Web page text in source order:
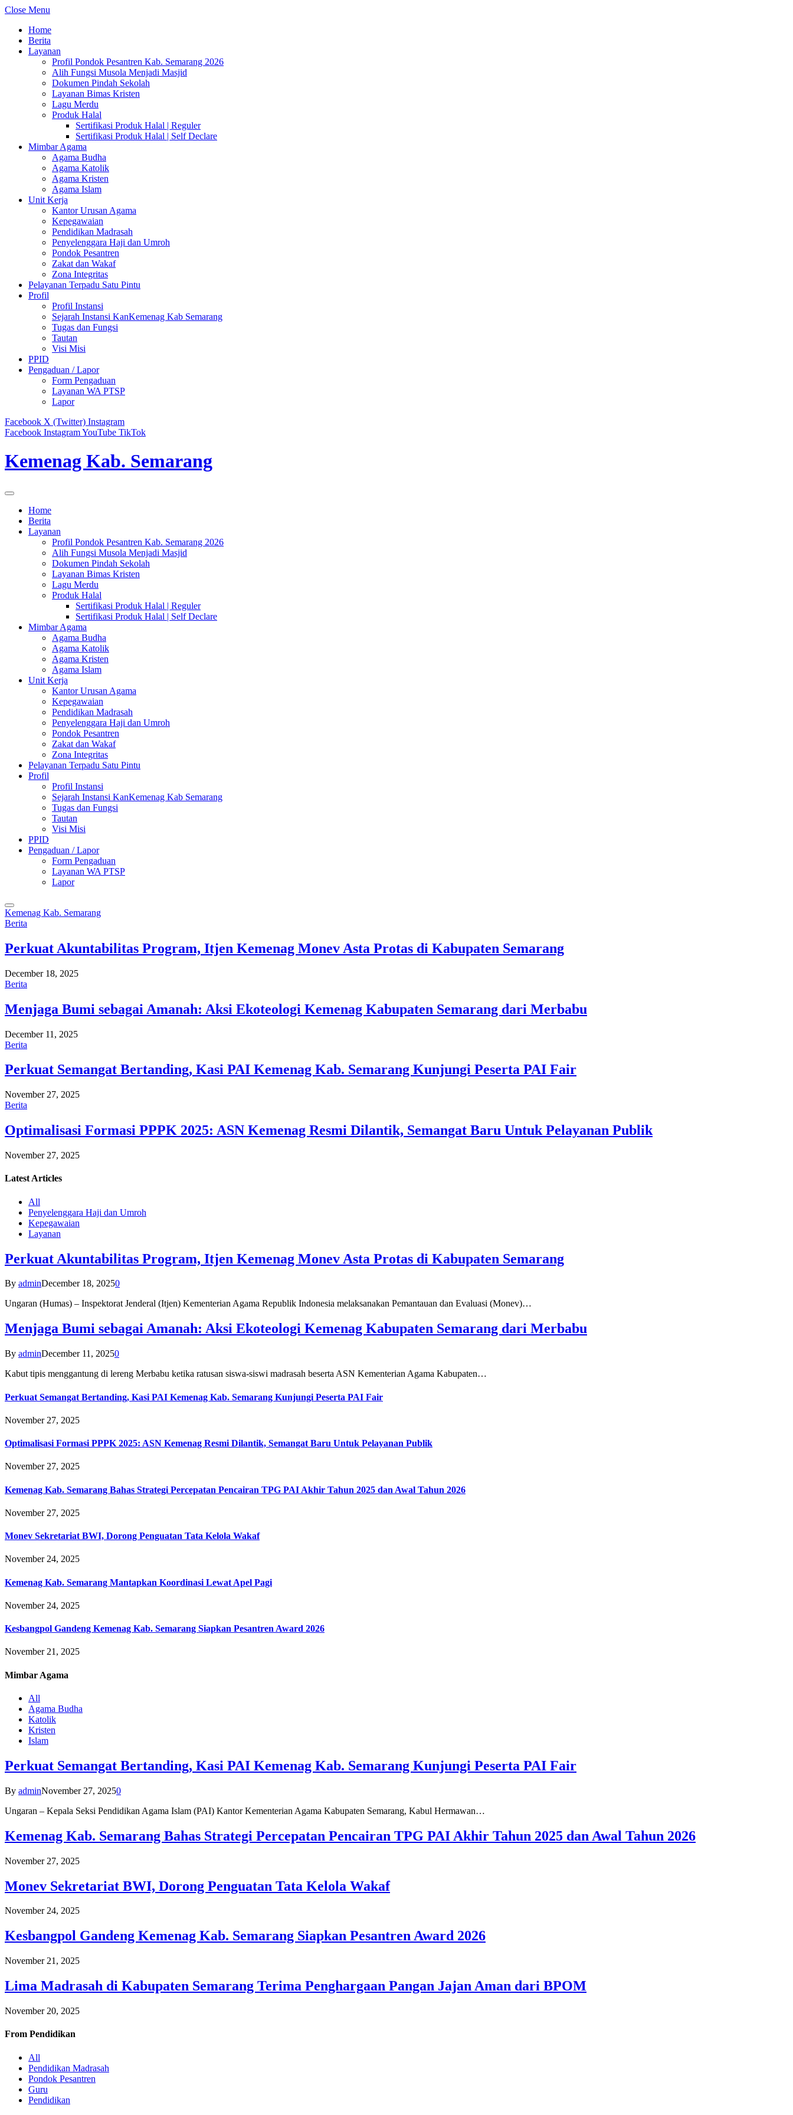
Close Menu
Home
Berita
Layanan
Profil Pondok Pesantren Kab. Semarang 2026
Alih Fungsi Musola Menjadi Masjid
Dokumen Pindah Sekolah
Layanan Bimas Kristen
Lagu Merdu
Produk Halal
Sertifikasi Produk Halal | Reguler
Sertifikasi Produk Halal | Self Declare
Mimbar Agama
Agama Budha
Agama Katolik
Agama Kristen
Agama Islam
Unit Kerja
Kantor Urusan Agama
Kepegawaian
Pendidikan Madrasah
Penyelenggara Haji dan Umroh
Pondok Pesantren
Zakat dan Wakaf
Zona Integritas
Pelayanan Terpadu Satu Pintu
Profil
Profil Instansi
Sejarah Instansi KanKemenag Kab Semarang
Tugas dan Fungsi
Tautan
Visi Misi
PPID
Pengaduan / Lapor
Form Pengaduan
Layanan WA PTSP
Lapor
Facebook X (Twitter) Instagram
Facebook InstagramYouTube TikTok
Kemenag Kab. Semarang
Home
Berita
Layanan
Profil Pondok Pesantren Kab. Semarang 2026
Alih Fungsi Musola Menjadi Masjid
Dokumen Pindah Sekolah
Layanan Bimas Kristen
Lagu Merdu
Produk Halal
Sertifikasi Produk Halal | Reguler
Sertifikasi Produk Halal | Self Declare
Mimbar Agama
Agama Budha
Agama Katolik
Agama Kristen
Agama Islam
Unit Kerja
Kantor Urusan Agama
Kepegawaian
Pendidikan Madrasah
Penyelenggara Haji dan Umroh
Pondok Pesantren
Zakat dan Wakaf
Zona Integritas
Pelayanan Terpadu Satu Pintu
Profil
Profil Instansi
Sejarah Instansi KanKemenag Kab Semarang
Tugas dan Fungsi
Tautan
Visi Misi
PPID
Pengaduan / Lapor
Form Pengaduan
Layanan WA PTSP
Lapor
Kemenag Kab. Semarang
Berita
Perkuat Akuntabilitas Program, Itjen Kemenag Monev Asta Protas di Kabupaten Semarang
December 18, 2025
Berita
Menjaga Bumi sebagai Amanah: Aksi Ekoteologi Kemenag Kabupaten Semarang dari Merbabu
December 11, 2025
Berita
Perkuat Semangat Bertanding, Kasi PAI Kemenag Kab. Semarang Kunjungi Peserta PAI Fair
November 27, 2025
Berita
Optimalisasi Formasi PPPK 2025: ASN Kemenag Resmi Dilantik, Semangat Baru Untuk Pelayanan Publik
November 27, 2025
Latest Articles
All
Penyelenggara Haji dan Umroh
Kepegawaian
Layanan
Perkuat Akuntabilitas Program, Itjen Kemenag Monev Asta Protas di Kabupaten Semarang
By adminDecember 18, 20250
Ungaran (Humas) – Inspektorat Jenderal (Itjen) Kementerian Agama Republik Indonesia melaksanakan Pemantauan dan Evaluasi (Monev)…
Menjaga Bumi sebagai Amanah: Aksi Ekoteologi Kemenag Kabupaten Semarang dari Merbabu
By adminDecember 11, 20250
Kabut tipis menggantung di lereng Merbabu ketika ratusan siswa-siswi madrasah beserta ASN Kementerian Agama Kabupaten…
Perkuat Semangat Bertanding, Kasi PAI Kemenag Kab. Semarang Kunjungi Peserta PAI Fair
November 27, 2025
Optimalisasi Formasi PPPK 2025: ASN Kemenag Resmi Dilantik, Semangat Baru Untuk Pelayanan Publik
November 27, 2025
Kemenag Kab. Semarang Bahas Strategi Percepatan Pencairan TPG PAI Akhir Tahun 2025 dan Awal Tahun 2026
November 27, 2025
Monev Sekretariat BWI, Dorong Penguatan Tata Kelola Wakaf
November 24, 2025
Kemenag Kab. Semarang Mantapkan Koordinasi Lewat Apel Pagi
November 24, 2025
Kesbangpol Gandeng Kemenag Kab. Semarang Siapkan Pesantren Award 2026
November 21, 2025
Mimbar Agama
All
Agama Budha
Katolik
Kristen
Islam
Perkuat Semangat Bertanding, Kasi PAI Kemenag Kab. Semarang Kunjungi Peserta PAI Fair
By adminNovember 27, 20250
Ungaran – Kepala Seksi Pendidikan Agama Islam (PAI) Kantor Kementerian Agama Kabupaten Semarang, Kabul Hermawan…
Kemenag Kab. Semarang Bahas Strategi Percepatan Pencairan TPG PAI Akhir Tahun 2025 dan Awal Tahun 2026
November 27, 2025
Monev Sekretariat BWI, Dorong Penguatan Tata Kelola Wakaf
November 24, 2025
Kesbangpol Gandeng Kemenag Kab. Semarang Siapkan Pesantren Award 2026
November 21, 2025
Lima Madrasah di Kabupaten Semarang Terima Penghargaan Pangan Jajan Aman dari BPOM
November 20, 2025
From Pendidikan
All
Pendidikan Madrasah
Pondok Pesantren
Guru
Pendidikan